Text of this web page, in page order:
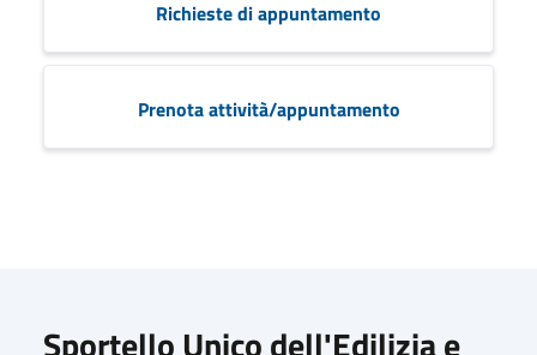
Richieste di appuntamento
Prenota attività/appuntamento
Sportello Unico dell'Edilizia e